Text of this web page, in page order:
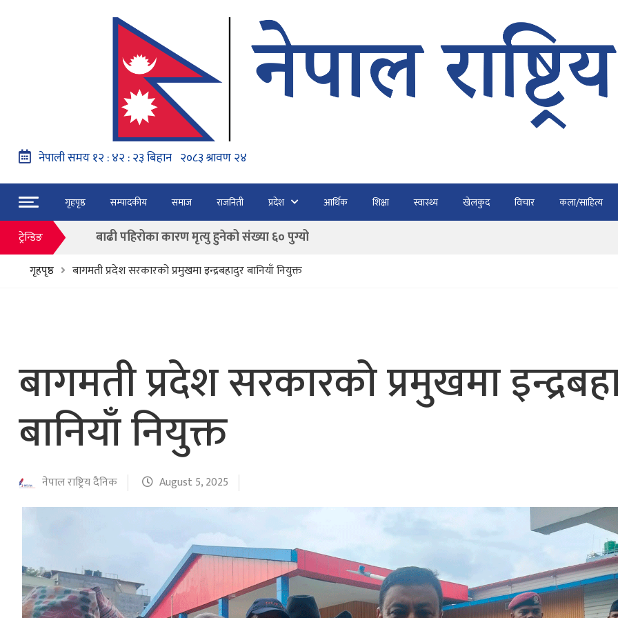
गृहपृष्ठ सम्पादकीय समाज राजनिती प्रदेश आर्थिक शिक्षा स्वास्थ्य खेलकुद विचार कला/साहित्य
ट्रेन्डिङ
नेपाल वायुसेवाको राहत उडानमार्फत १५७ यात्रु भैरहवाबाट काठमाडौं ल्याइए
हङ्गेरी सरकारले एकल मुद्राको रुपमा ‘युरो’ लागु नगर्ने
फाैजदारी अपराधमा अनुसन्धान र कारबाही गर्न आयाेगकाे प्रतिवेदन कुर्नु पर्दैन : अध्यक्ष कार्की
“जेन जी” अभियन्ताद्वारा ओली र लेखकलाई पक्राउ गर्न डिजीटल अभियान
बाढी पहिरोका कारण मृत्यु हुनेको संख्या ६० पुग्यो
नेपाल वायुसेवाको राहत उडानमार्फत १५७ यात्रु भैरहवाबाट काठमाडौं ल्याइए
गृहपृष्ठ बागमती प्रदेश सरकारको प्रमुखमा इन्द्रबहादुर बानियाँ नियुक्त
बागमती प्रदेश सरकारको प्रमुखमा
बानियाँ नियुक्त
नेपाल राष्ट्रिय दैनिक August 5, 2025